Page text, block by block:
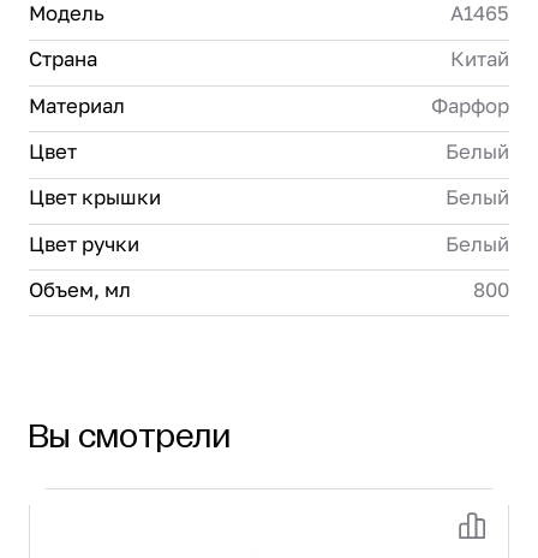
Модель
A1465
Страна
Китай
Материал
Фарфор
Цвет
Белый
Цвет крышки
Белый
Цвет ручки
Белый
Объем, мл
800
Вы смотрели